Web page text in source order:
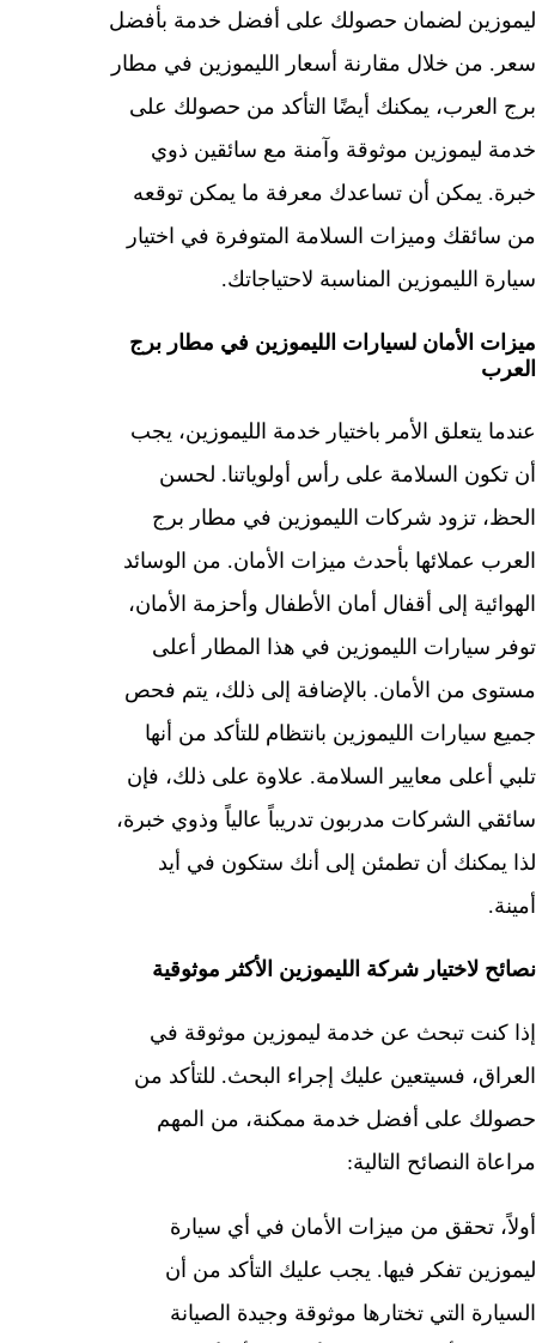
ليموزين لضمان حصولك على أفضل خدمة بأفضل
سعر. من خلال مقارنة أسعار الليموزين في مطار
برج العرب، يمكنك أيضًا التأكد من حصولك على
خدمة ليموزين موثوقة وآمنة مع سائقين ذوي
خبرة. يمكن أن تساعدك معرفة ما يمكن توقعه
من سائقك وميزات السلامة المتوفرة في اختيار
سيارة الليموزين المناسبة لاحتياجاتك.
ميزات الأمان لسيارات الليموزين في مطار برج
العرب
عندما يتعلق الأمر باختيار خدمة الليموزين، يجب
أن تكون السلامة على رأس أولوياتنا. لحسن
الحظ، تزود شركات الليموزين في مطار برج
العرب عملائها بأحدث ميزات الأمان. من الوسائد
الهوائية إلى أقفال أمان الأطفال وأحزمة الأمان،
توفر سيارات الليموزين في هذا المطار أعلى
مستوى من الأمان. بالإضافة إلى ذلك، يتم فحص
جميع سيارات الليموزين بانتظام للتأكد من أنها
تلبي أعلى معايير السلامة. علاوة على ذلك، فإن
سائقي الشركات مدربون تدريباً عالياً وذوي خبرة،
لذا يمكنك أن تطمئن إلى أنك ستكون في أيد
أمينة.
نصائح لاختيار شركة الليموزين الأكثر موثوقية
إذا كنت تبحث عن خدمة ليموزين موثوقة في
العراق، فسيتعين عليك إجراء البحث. للتأكد من
حصولك على أفضل خدمة ممكنة، من المهم
مراعاة النصائح التالية:
أولاً، تحقق من ميزات الأمان في أي سيارة
ليموزين تفكر فيها. يجب عليك التأكد من أن
السيارة التي تختارها موثوقة وجيدة الصيانة